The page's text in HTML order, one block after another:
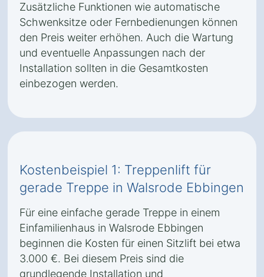
Zusätzliche Funktionen wie automatische
Schwenksitze oder Fernbedienungen können
den Preis weiter erhöhen. Auch die Wartung
und eventuelle Anpassungen nach der
Installation sollten in die Gesamtkosten
einbezogen werden.
Kostenbeispiel 1: Treppenlift für
gerade Treppe in Walsrode Ebbingen
Für eine einfache gerade Treppe in einem
Einfamilienhaus in Walsrode Ebbingen
beginnen die Kosten für einen Sitzlift bei etwa
3.000 €. Bei diesem Preis sind die
grundlegende Installation und